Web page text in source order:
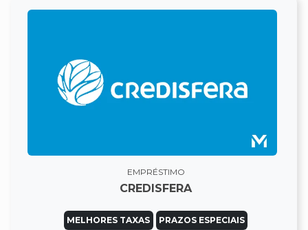
EMPRÉSTIMO
CREDISFERA
MELHORES TAXAS PRAZOS ESPECIAIS